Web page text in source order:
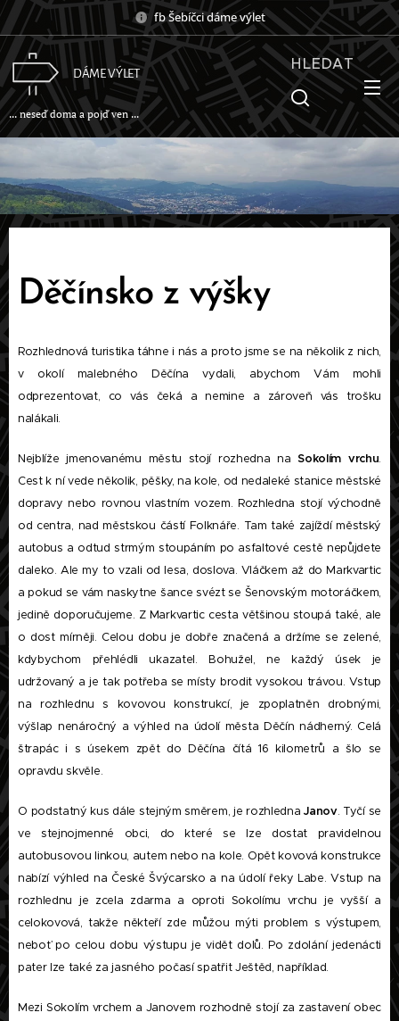
fb Šebíčci dáme výlet
DÁME VÝLET
... neseď doma a pojď ven ...
HLEDAT
Děčínsko z výšky
Rozhlednová turistika táhne i nás a proto jsme se na několik z nich,
v okolí malebného Děčína vydali, abychom Vám mohli
odprezentovat, co vás čeká a nemine a zároveň vás trošku
nalákali.
Nejblíže jmenovanému městu stojí rozhedna naSokolím vrchu.
Cest k ní vede několik, pěšky, na kole, od nedaleké stanice městské
dopravy nebo rovnou vlastním vozem. Rozhledna stojí východně
od centra, nad městskou částí Folknáře. Tam také zajíždí městský
autobus a odtud strmým stoupáním po asfaltové cestě nepůjdete
daleko. Ale my to vzali od lesa, doslova. Vláčkem až do Markvartic
a pokud se vám naskytne šance svézt se Šenovským motoráčkem,
jedině doporučujeme. Z Markvartic cesta většinou stoupá také, ale
o dost mírněji. Celou dobu je dobře značená a držíme se zelené,
kdybychom přehlédli ukazatel. Bohužel, ne každý úsek je
udržovaný a je tak potřeba se místy brodit vysokou trávou. Vstup
na rozhlednu s kovovou konstrukcí, je zpoplatněn drobnými,
výšlap nenáročný a výhled na údolí města Děčín nádherný. Celá
štrapác i s úsekem zpět do Děčína čítá 16 kilometrů a šlo se
opravdu skvěle.
O podstatný kus dále stejným směrem, je rozhlednaJanov. Tyčí se
ve stejnojmenné obci, do které se lze dostat pravidelnou
autobusovou linkou, autem nebo na kole. Opět kovová konstrukce
nabízí výhled na České Švýcarsko a na údolí řeky Labe. Vstup na
rozhlednu je zcela zdarma a oproti Sokolímu vrchu je vyšší a
celokovová, takže někteří zde můžou mýti problem s výstupem,
neboť po celou dobu výstupu je vidět dolů. Po zdolání jedenácti
pater lze také za jasného počasí spatřit Ještěd, například.
Mezi Sokolím vrchem a Janovem rozhodně stojí za zastavení obec